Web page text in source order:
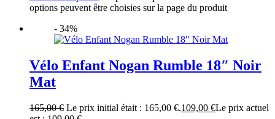
options peuvent être choisies sur la page du produit
- 34%
Vélo Enfant Nogan Rumble 18″ Noir
Mat
165,00€ Le prix initial était : 165,00 €.109,00 €Le prix actuel